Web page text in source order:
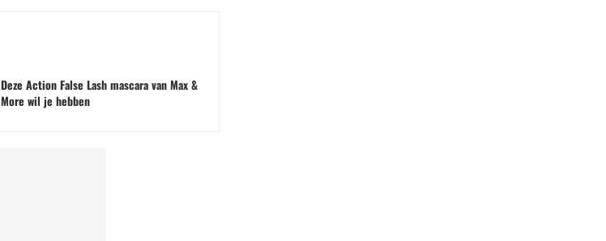
Deze Action False Lash mascara van Max &
More wil je hebben